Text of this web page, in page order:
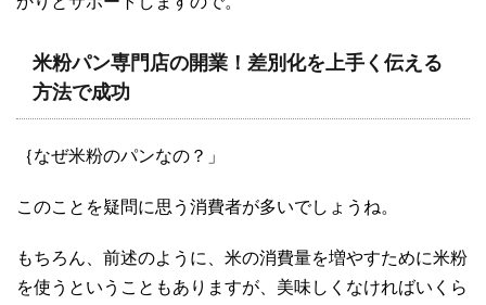
米粉パン専門店の開業！差別化を上手く伝える
方法で成功
｛なぜ米粉のパンなの？」
このことを疑問に思う消費者が多いでしょうね。
もちろん、前述のように、米の消費量を増やすために米粉
を使うということもありますが、美味しくなければいくら